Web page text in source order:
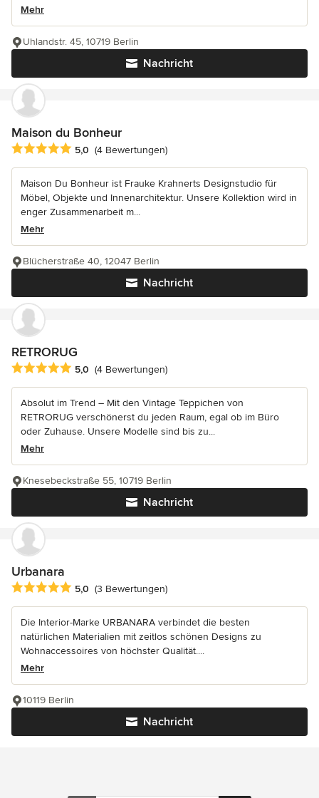
Mehr
Nachricht
Uhlandstr. 45, 10719 Berlin
Maison du Bonheur
Durchschnittliche Bewertung: 5 von 5 Sternen
5,0 (4 Bewertungen)
Maison Du Bonheur ist Frauke Krahnerts Designstudio für
Möbel, Objekte und Innenarchitektur. Unsere Kollektion wird in
enger Zusammenarbeit m...
Mehr
Nachricht
Blücherstraße 40, 12047 Berlin
RETRORUG
Durchschnittliche Bewertung: 5 von 5 Sternen
5,0 (4 Bewertungen)
Absolut im Trend – Mit den Vintage Teppichen von
RETRORUG verschönerst du jeden Raum, egal ob im Büro
oder Zuhause. Unsere Modelle sind bis zu...
Mehr
Nachricht
Knesebeckstraße 55, 10719 Berlin
Urbanara
Durchschnittliche Bewertung: 5 von 5 Sternen
5,0 (3 Bewertungen)
Die Interior-Marke URBANARA verbindet die besten
natürlichen Materialien mit zeitlos schönen Designs zu
Wohnaccessoires von höchster Qualität....
Mehr
Nachricht
10119 Berlin